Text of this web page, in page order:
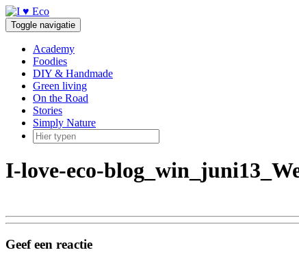
Doorgaan
naar
inhoud
Toggle navigatie
Academy
Foodies
DIY & Handmade
Green living
On the Road
Stories
Simply Nature
I-love-eco-
Geef een reactie